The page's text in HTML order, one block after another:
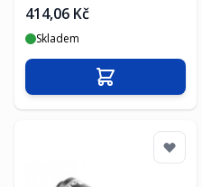
414,06 Kč
Skladem
Přidat do košíku